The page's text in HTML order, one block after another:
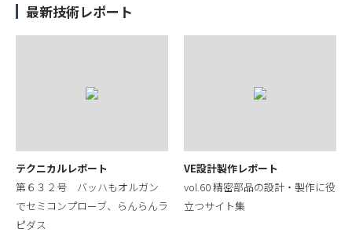
最新技術レポート
テクニカルレポート
第６３２号 バッハもオルガン
でセミコンプローブ、らんらんラ
ピダス
VE設計製作レポート
vol.60 精密部品の設計・製作に役
立つサイト集